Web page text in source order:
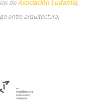
deAsociación Ludantia,
entre arquitectura,